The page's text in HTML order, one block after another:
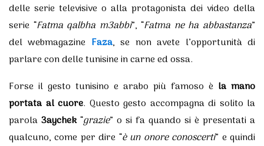
delle serie televisive o alla protagonista dei video della
serie “Fatma qalbha m3abbi”, “Fatma ne ha abbastanza”
del webmagazine Faza, se non avete l’opportunità di
parlare con delle tunisine in carne ed ossa.
Forse il gesto tunisino e arabo più famoso è la mano
portata al cuore. Questo gesto accompagna di solito la
parola 3aychek“grazie” o si fa quando si è presentati a
qualcuno, come per dire “è un onore conoscerti” e quindi